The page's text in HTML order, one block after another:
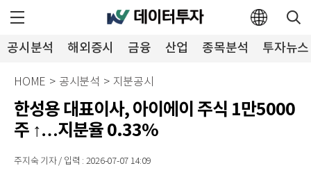
공시분석 해외증시 금융 산업 종목분석 투자뉴스
HOME > 공시분석 > 지분공시
한성용 대표이사, 아이에이 주식 1만5000
주 ↑…지분율 0.33%
주지숙 기자 / 입력 : 2026-07-07 14:09